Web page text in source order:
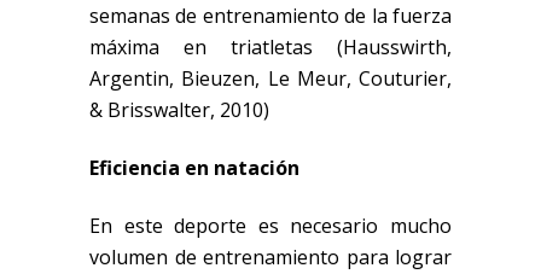
semanas de entrenamiento de la fuerza
máxima en triatletas (Hausswirth,
Argentin, Bieuzen, Le Meur, Couturier,
& Brisswalter, 2010)
Eficiencia en natación
En este deporte es necesario mucho
volumen de entrenamiento para lograr